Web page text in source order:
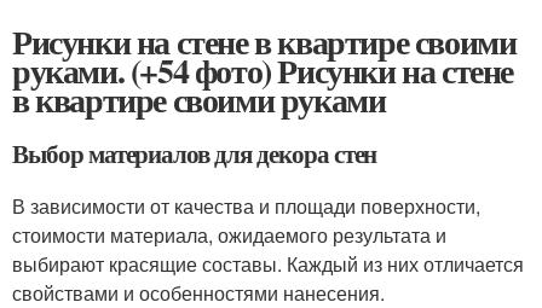
Рисунки на стене в квартире своими
руками. (+54 фото) Рисунки на стене
в квартире своими руками
Выбор материалов для декора стен
В зависимости от качества и площади поверхности,
стоимости материала, ожидаемого результата и
выбирают красящие составы. Каждый из них отличается
свойствами и особенностями нанесения.